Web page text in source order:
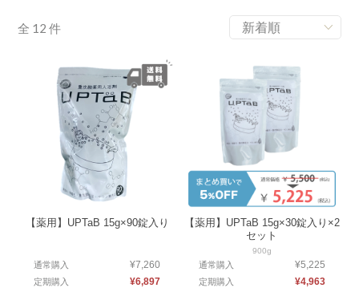
全 12 件
【薬用】UPTaB 15g×90錠入り
通常購入 ¥7,260
定期購入 ¥6,897
【薬用】UPTaB 15g×30錠入り×2
セット
900g
通常購入 ¥5,225
定期購入 ¥4,963